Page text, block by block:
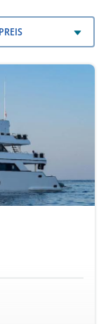
Möglichkeit,
bekannte
bietet ebenso
PREIS